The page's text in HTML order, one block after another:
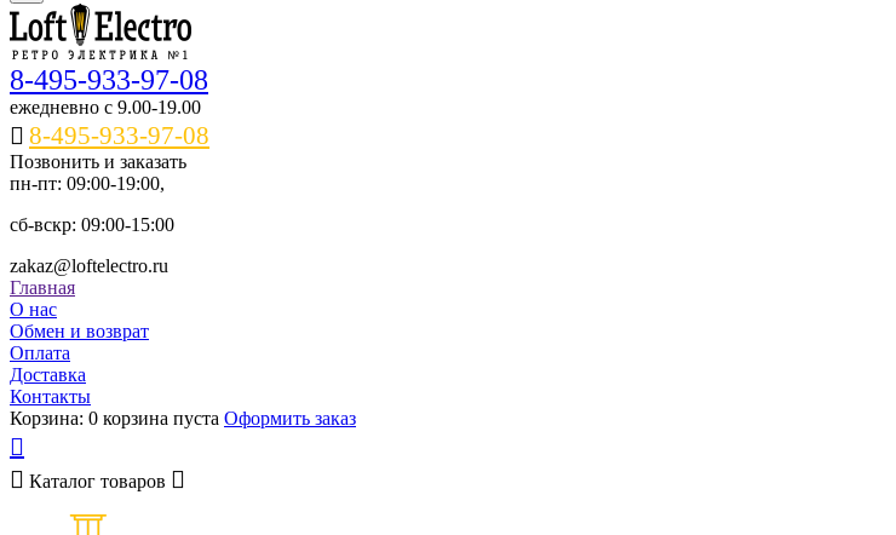
8-495-933-97-08
ежедневно c 9.00-19.00
8-495-933-97-08
Позвонить и заказать
пн-пт: 09:00-19:00,
сб-вскр: 09:00-15:00
zakaz@loftelectro.ru
Главная
О нас
Обмен и возврат
Оплата
Доставка
Контакты
Корзина: 0 корзина пуста Оформить заказ
Каталог товаров